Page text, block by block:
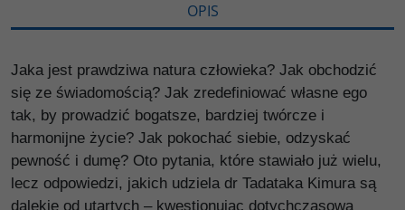
OPIS
Jaka jest prawdziwa natura człowieka? Jak obchodzić
się ze świadomością? Jak zredefiniować własne ego
tak, by prowadzić bogatsze, bardziej twórcze i
harmonijne życie? Jak pokochać siebie, odzyskać
pewność i dumę? Oto pytania, które stawiało już wielu,
lecz odpowiedzi, jakich udziela dr Tadataka Kimura są
dalekie od utartych – kwestionując dotychczasową